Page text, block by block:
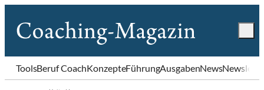
ToolsBeruf CoachKonzepteFührungAusgabenNews